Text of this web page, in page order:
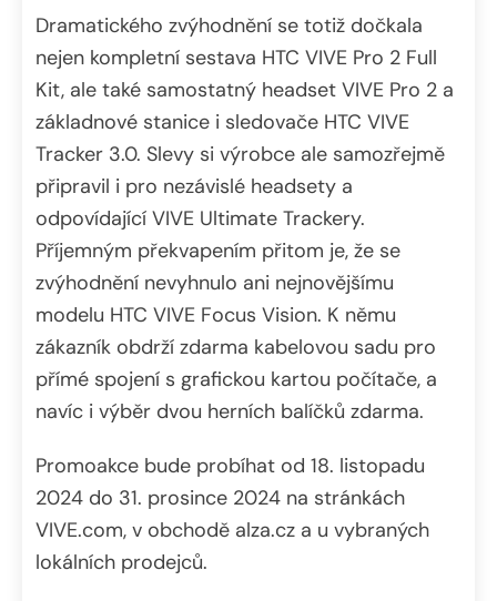
Dramatického zvýhodnění se totiž dočkala
nejen kompletní sestava HTC VIVE Pro 2 Full
Kit, ale také samostatný headset VIVE Pro 2 a
základnové stanice i sledovače HTC VIVE
Tracker 3.0. Slevy si výrobce ale samozřejmě
připravil i pro nezávislé headsety a
odpovídající VIVE Ultimate Trackery.
Příjemným překvapením přitom je, že se
zvýhodnění nevyhnulo ani nejnovějšímu
modelu HTC VIVE Focus Vision. K němu
zákazník obdrží zdarma kabelovou sadu pro
přímé spojení s grafickou kartou počítače, a
navíc i výběr dvou herních balíčků zdarma.
Promoakce bude probíhat od 18. listopadu
2024 do 31. prosince 2024 na stránkách
VIVE.com, v obchodě alza.cz a u vybraných
lokálních prodejců.